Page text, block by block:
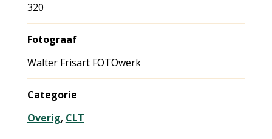
320
Fotograaf
Walter Frisart FOTOwerk
Categorie
Overig, CLT